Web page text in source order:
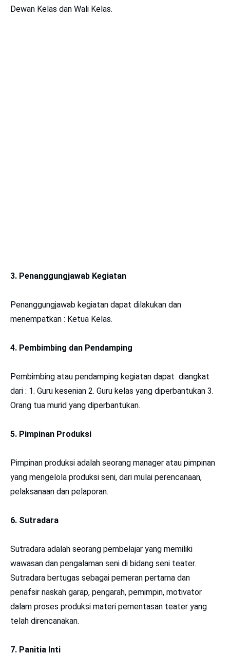
Dewan Kelas dan Wali Kelas.
3. Penanggungjawab Kegiatan
Penanggungjawab kegiatan dapat dilakukan dan
menempatkan : Ketua Kelas.
4. Pembimbing dan Pendamping
Pembimbing atau pendamping kegiatan dapat diangkat
dari : 1. Guru kesenian 2. Guru kelas yang diperbantukan 3.
Orang tua murid yang diperbantukan.
5. Pimpinan Produksi
Pimpinan produksi adalah seorang manager atau pimpinan
yang mengelola produksi seni, dari mulai perencanaan,
pelaksanaan dan pelaporan.
6. Sutradara
Sutradara adalah seorang pembelajar yang memiliki
wawasan dan pengalaman seni di bidang seni teater.
Sutradara bertugas sebagai pemeran pertama dan
penafsir naskah garap, pengarah, pemimpin, motivator
dalam proses produksi materi pementasan teater yang
telah direncanakan.
7. Panitia Inti